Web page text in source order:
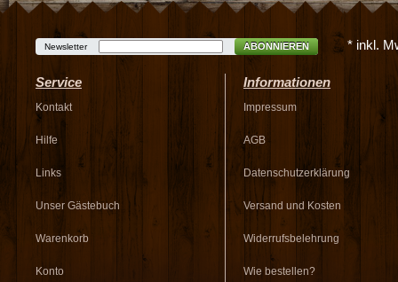
Newsletter ABONNIEREN * inkl.
Service
Kontakt
Hilfe
Links
Unser Gästebuch
Warenkorb
Konto
Informationen
Impressum
AGB
Datenschutzerklärung
Versand und Kosten
Widerrufsbelehrung
Wie bestellen?